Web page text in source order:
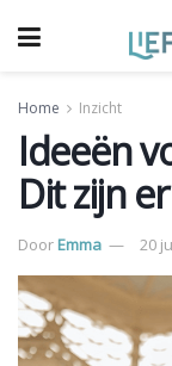
Home Inzicht
Ideeën
Dit zijn
DoorEmma 20